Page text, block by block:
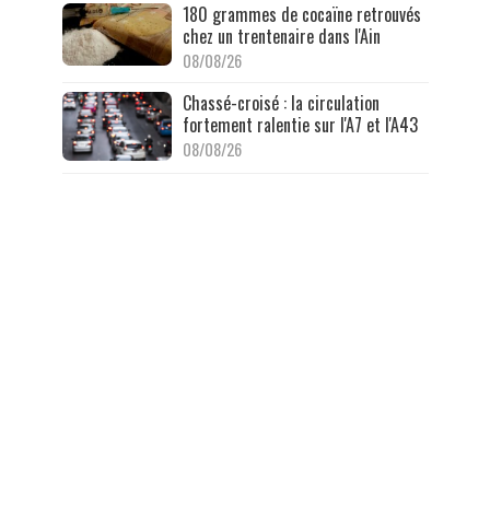
180 grammes de cocaïne retrouvés
chez un trentenaire dans l'Ain
08/08/26
Chassé-croisé : la circulation
fortement ralentie sur l'A7 et l'A43
08/08/26